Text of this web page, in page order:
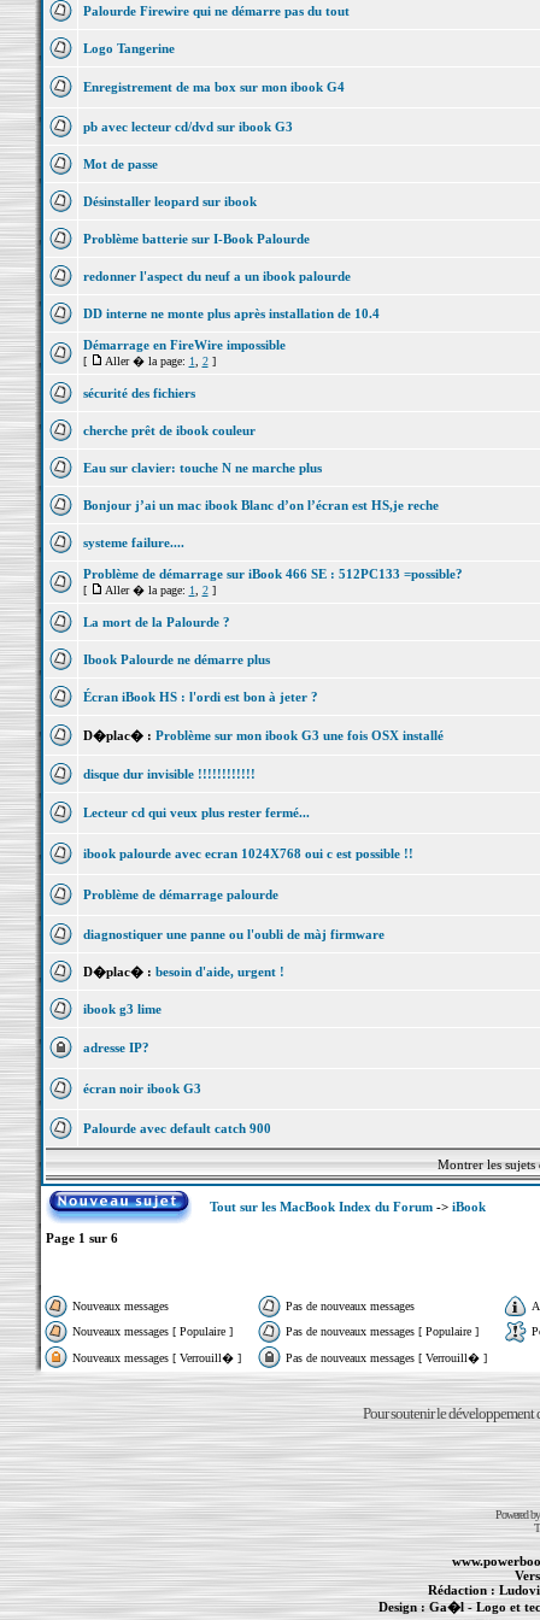
Palourde Firewire qui ne démarre pas du tout
Logo Tangerine
Enregistrement de ma box sur mon ibook G4
pb avec lecteur cd/dvd sur ibook G3
Mot de passe
Désinstaller leopard sur ibook
Problème batterie sur I-Book Palourde
redonner l'aspect du neuf a un ibook palourde
DD interne ne monte plus après installation de 10.4
Démarrage en FireWire impossible
[ Aller � la page: 1 2]
sécurité des fichiers
cherche prêt de ibook couleur
Eau sur clavier: touche N ne marche plus
Bonjour j’ai un mac ibook Blanc d’on l’écran est HS,je reche
systeme failure....
Problème de démarrage sur iBook 466 SE : 512PC133 =possible?
[ Aller � la page: 1 2]
La mort de la Palourde ?
Ibook Palourde ne démarre plus
Écran iBook HS : l'ordi est bon à jeter ?
D�plac� : Problème sur mon ibook G3 une fois OSX installé
disque dur invisible !!!!!!!!!!!!
Lecteur cd qui veux plus rester fermé...
ibook palourde avec ecran 1024X768 oui c est possible !!
Problème de démarrage palourde
diagnostiquer une panne ou l'oubli de màj firmware
D�plac� : besoin d'aide, urgent !
ibook g3 lime
adresse IP?
écran noir ibook G3
Palourde avec default catch 900
Montrer les
Tout sur les MacBook Index du Forum-> iBook
Page 1 sur 6
Nouveaux messages Pas de nouveaux messages
Nouveaux messages [ Populaire ]
Pas de nouveaux messages [ Populaire ]
Nouveaux messages [ Verrouill� ]
Pas de nouveaux messages [ Verrouill� ]
Pour soutenir le développement
Powered
Rédaction :
Design :Ga�l- Logo et